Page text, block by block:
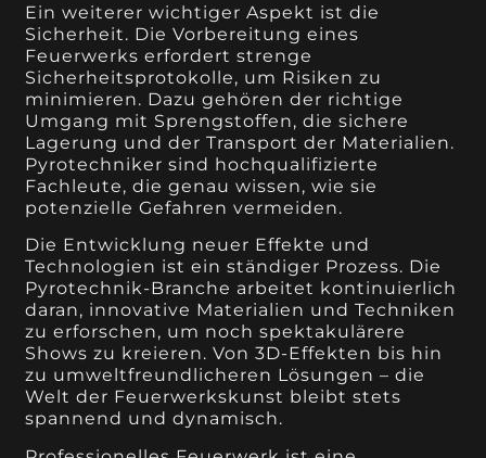
Ein weiterer wichtiger Aspekt ist die
Sicherheit. Die Vorbereitung eines
Feuerwerks erfordert strenge
Sicherheitsprotokolle, um Risiken zu
minimieren. Dazu gehören der richtige
Umgang mit Sprengstoffen, die sichere
Lagerung und der Transport der Materialien.
Pyrotechniker sind hochqualifizierte
Fachleute, die genau wissen, wie sie
potenzielle Gefahren vermeiden.
Die Entwicklung neuer Effekte und
Technologien ist ein ständiger Prozess. Die
Pyrotechnik-Branche arbeitet kontinuierlich
daran, innovative Materialien und Techniken
zu erforschen, um noch spektakulärere
Shows zu kreieren. Von 3D-Effekten bis hin
zu umweltfreundlicheren Lösungen – die
Welt der Feuerwerkskunst bleibt stets
spannend und dynamisch.